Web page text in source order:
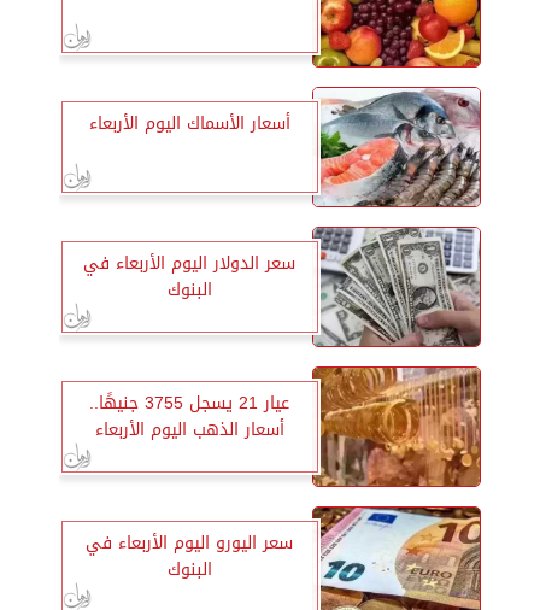
أسعار الأسماك اليوم الأربعاء
سعر الدولار اليوم الأربعاء في
البنوك
عيار 21 يسجل 3755 جنيهًا..
أسعار الذهب اليوم الأربعاء
سعر اليورو اليوم الأربعاء في
البنوك